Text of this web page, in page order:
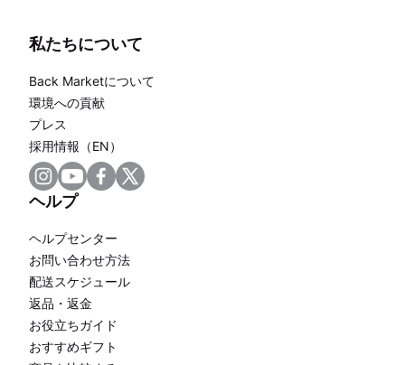
私たちについて
Back Marketについて
環境への貢献
プレス
採用情報（EN）
ヘルプ
ヘルプセンター
お問い合わせ方法
配送スケジュール
返品・返金
お役立ちガイド
おすすめギフト